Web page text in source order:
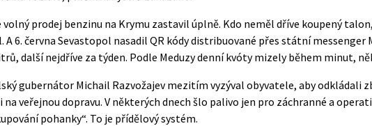
volný prodej benzinu na Krymu zastavil úplně. Kdo neměl dříve koupený talon,
A 6. června Sevastopol nasadil QR kódy distribuované přes státní messenger
další nejdříve za týden. Podle Meduzydenní kvóty mizely během minut,
gubernátor Michail Razvožajev mezitím vyzýval obyvatele, aby odkládali
na veřejnou dopravu. V některých dnech šlo palivo jen pro záchranné a
pohanky“. To je přídělový systém.